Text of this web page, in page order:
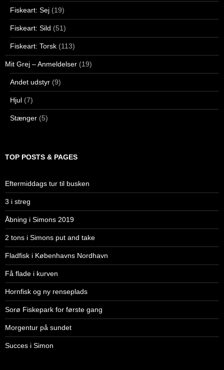
Fiskeart: Sej (19)
Fiskeart: Sild (51)
Fiskeart: Torsk (113)
Mit Grej – Anmeldelser (19)
Andet udstyr (9)
Hjul (7)
Stænger (5)
TOP POSTS & PAGES
Eftermiddags tur til busken
3 i streg
Åbning i Simons 2019
2 tons i Simons put and take
Fladfisk i Københavns Nordhavn
Få flade i kurven
Hornfisk og ny renseplads
Sorø Fiskepark for første gang
Morgentur på sundet
Succes i Simon